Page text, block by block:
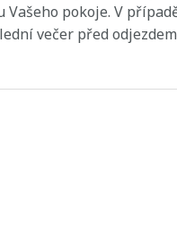
pokoje. V
večer před